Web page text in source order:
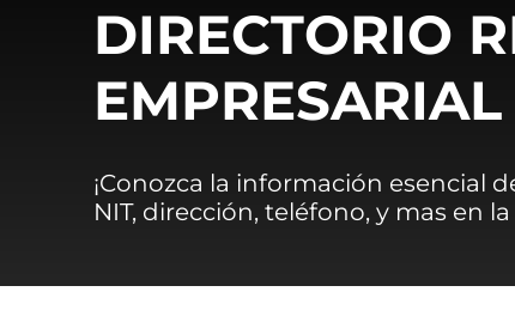
DIRECTORIO
EMPRESARIAL
¡Conozca la información esencial
NIT, dirección, teléfono, y mas en